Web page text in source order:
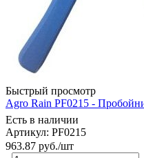
Быстрый просмотр
Agro Rain PF0215 -
Есть в наличии
Артикул: PF0215
963.87 руб./шт